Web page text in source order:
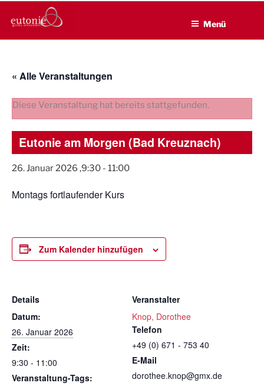
Inhalt
EUTONIE.DE
Lebensbalance durch körperliche Selbsterfahrung
Menü
« Alle Veranstaltungen
Diese Veranstaltung hat bereits stattgefunden.
Eutonie am Morgen (Bad Kreuznach)
26. Januar 2026 ,9:30 - 11:00
Montags fortlaufender Kurs
Zum Kalender hinzufügen
Details
Datum:
26. Januar 2026
Zeit:
9:30 - 11:00
Veranstaltung-Tags:
Veranstalter
Knop, Dorothee
Telefon
+49 (0) 671 - 753 40
E-Mail
dorothee.knop@gmx.de